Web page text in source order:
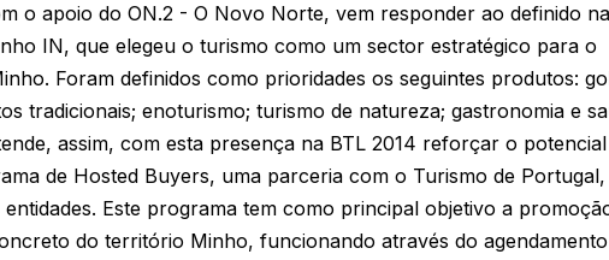
o apoio do ON.2 - O Novo Norte, vem responder ao definido
IN, que elegeu o turismo como um sector estratégico para o
Foram definidos como prioridades os seguintes produtos:
tradicionais; enoturismo; turismo de natureza; gastronomia e
assim, com esta presença na BTL 2014 reforçar o
de Hosted Buyers, uma parceria com o Turismo de
Este programa tem como principal objetivo a
do território Minho, funcionando através do